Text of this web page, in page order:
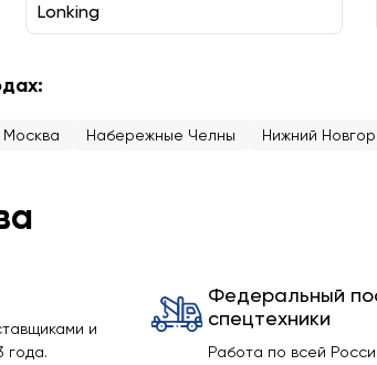
Lonking
Москва Набережные Челны Нижний
и
года.
Федеральный
спецтехники
Работа по всей